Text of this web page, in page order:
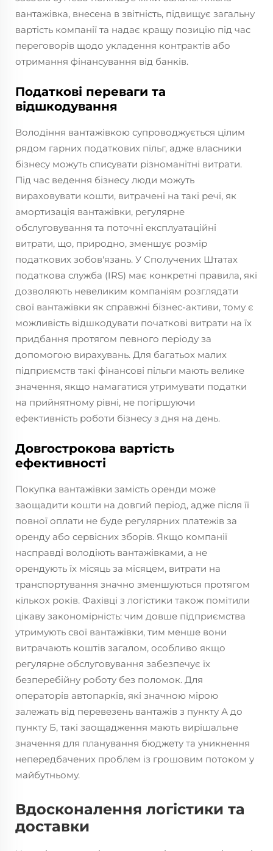
вантажівка, внесена в звітність, підвищує загальну
вартість компанії та надає кращу позицію під час
переговорів щодо укладення контрактів або
отримання фінансування від банків.
Податкові переваги та
відшкодування
Володіння вантажівкою супроводжується цілим
рядом гарних податкових пільг, адже власники
бізнесу можуть списувати різноманітні витрати.
Під час ведення бізнесу люди можуть
вираховувати кошти, витрачені на такі речі, як
амортизація вантажівки, регулярне
обслуговування та поточні експлуатаційні
витрати, що, природно, зменшує розмір
податкових зобов'язань. У Сполучених Штатах
податкова служба (IRS) має конкретні правила, які
дозволяють невеликим компаніям розглядати
свої вантажівки як справжні бізнес-активи, тому є
можливість відшкодувати початкові витрати на їх
придбання протягом певного періоду за
допомогою вирахувань. Для багатьох малих
підприємств такі фінансові пільги мають велике
значення, якщо намагатися утримувати податки
на прийнятному рівні, не погіршуючи
ефективність роботи бізнесу з дня на день.
Довгострокова вартість
ефективності
Покупка вантажівки замість оренди може
заощадити кошти на довгий період, адже після її
повної оплати не буде регулярних платежів за
оренду або сервісних зборів. Якщо компанії
насправді володіють вантажівками, а не
орендують їх місяць за місяцем, витрати на
транспортування значно зменшуються протягом
кількох років. Фахівці з логістики також помітили
цікаву закономірність: чим довше підприємства
утримують свої вантажівки, тим менше вони
витрачають коштів загалом, особливо якщо
регулярне обслуговування забезпечує їх
безперебійну роботу без поломок. Для
операторів автопарків, які значною мірою
залежать від перевезень вантажів з пункту А до
пункту Б, такі заощадження мають вирішальне
значення для планування бюджету та уникнення
непередбачених проблем із грошовим потоком у
майбутньому.
Вдосконалення логістики та
доставки